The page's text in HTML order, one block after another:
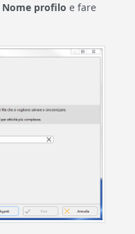
Nome profilo e fare